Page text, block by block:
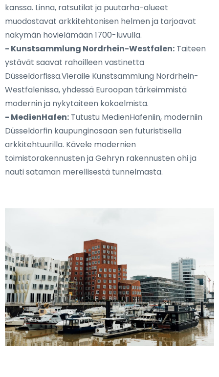
kanssa. Linna, ratsutilat ja puutarha-alueet
muodostavat arkkitehtonisen helmen ja tarjoavat
näkymän hovielämään 1700-luvulla.
- Kunstsammlung Nordrhein-Westfalen: Taiteen
ystävät saavat rahoilleen vastinetta
Düsseldorfissa.Vieraile Kunstsammlung Nordrhein-
Westfalenissa, yhdessä Euroopan tärkeimmistä
modernin ja nykytaiteen kokoelmista.
- MedienHafen: Tutustu MedienHafeniin, moderniin
Düsseldorfin kaupunginosaan sen futuristisella
arkkitehtuurilla. Kävele modernien
toimistorakennusten ja Gehryn rakennusten ohi ja
nauti sataman merellisestä tunnelmasta.